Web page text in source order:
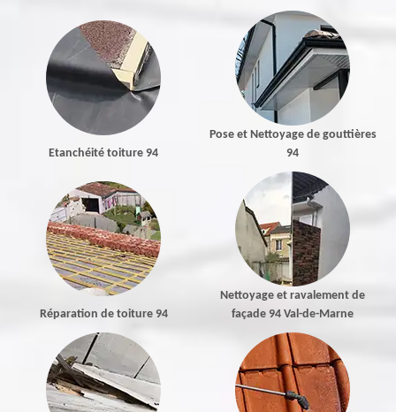
Etanchéité toiture 94
Pose et Nettoyage de gouttières
94
Réparation de toiture 94
Nettoyage et ravalement de
façade 94 Val-de-Marne